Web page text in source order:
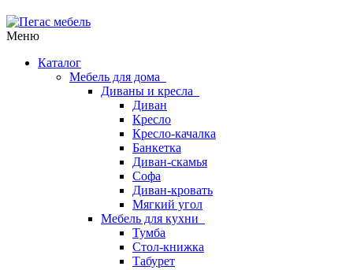
Меню
Каталог
Мебель для дома
Диваны и кресла
Диван
Кресло
Кресло-качалка
Банкетка
Диван-скамья
Софа
Диван-кровать
Мягкий угол
Мебель для кухни
Тумба
Стол-книжка
Табурет